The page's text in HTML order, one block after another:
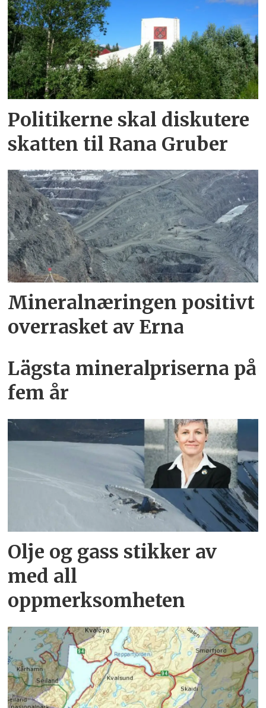
Politikerne skal diskutere
skatten til Rana Gruber
Mineralnæringen positivt
overrasket av Erna
Lägsta mineralpriserna på
fem år
Olje og gass stikker av
med all
oppmerksomheten